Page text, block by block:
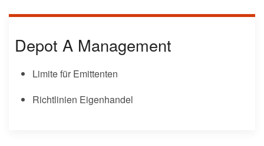
Depot A Management
Limite für Emittenten
Richtlinien Eigenhandel